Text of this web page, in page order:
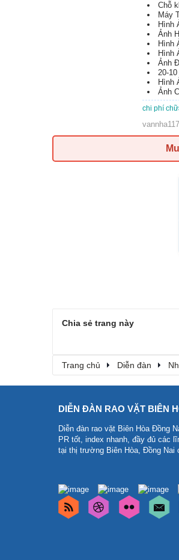
Chỗ
Máy
Hình
Ảnh
Hình
Hình
Ảnh
20-
Hình
Ảnh
chi phí
Chia sẻ trang này
Trang chủ Diễn đàn
DIỄN ĐÀN RAO VẶT BIÊN
Diễn đàn rao vặt Biên Hòa Đồng
PR tốt, index nhanh, đầy đủ các
tại thị trường Biên Hòa, Đồng Nai